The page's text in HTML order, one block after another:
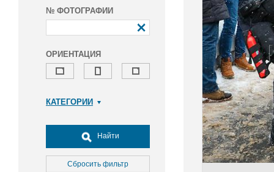
№ ФОТОГРАФИИ
ОРИЕНТАЦИЯ
КАТЕГОРИИ
Досуг, туризм и отдых
Культура
Медицина
Найти
Сбросить фильтр